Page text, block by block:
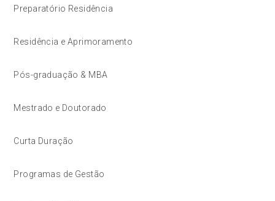
Preparatório Residência
Residência e Aprimoramento
Pós-graduação & MBA
Mestrado e Doutorado
Curta Duração
Programas de Gestão